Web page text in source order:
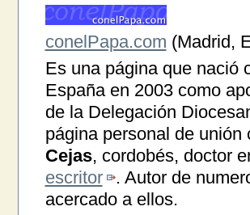
conelPapa.com (Madrid,
Es una página que nació
España en 2003 como
de la Delegación
página personal de
Cejas, cordobés, doctor
escritor
. Autor de
acercado a ellos.